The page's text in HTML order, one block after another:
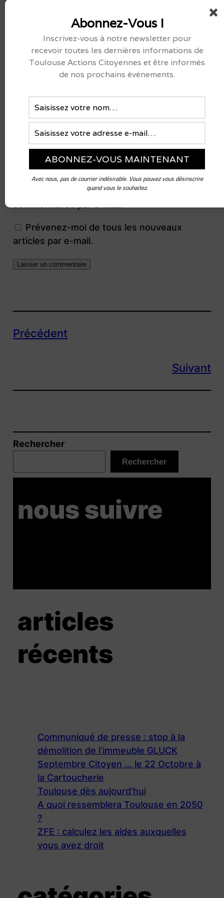
Site web
Enregistrer mon nom, mon e-mail et mon
site dans le navigateur pour mon prochain
commentaire.
Prévenez-moi de tous les nouveaux
Prévenez-moi de tous les nouveaux
articles par e-mail.
Précédent
Suivant
Rechercher
Rechercher
nous suivre
articles
récents
Communiqué de presse : stop à la
démolition de l’immeuble GLUCK
Septembre Citoyen … le 22 Octobre à
la Cartoucherie
Toulouse dès aujourd’hui
A quoi ressemblera Toulouse en 2050
?
ZFE : calculez les aides auxquelles
vous avez droit
Abonnez-Vous !
Inscrivez-vous à notre newsletter pour
recevoir toutes les dernières informations de
Toulouse Actions Citoyennes et être informés
de nos prochains événements.
Avec nous, pas de courrier indésirable. Vous pouvez vous désinscrire
quand vous le souhaitez.